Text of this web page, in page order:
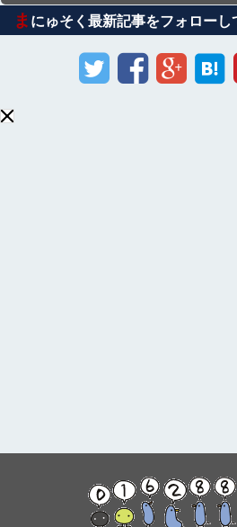
ま にゅそく最新記事をフォローし